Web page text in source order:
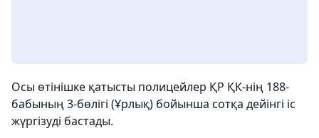
Осы өтінішке қатысты полицейлер ҚР ҚК-нің 188-
бабының 3-бөлігі (Ұрлық) бойынша сотқа дейінгі іс
жүргізуді бастады.